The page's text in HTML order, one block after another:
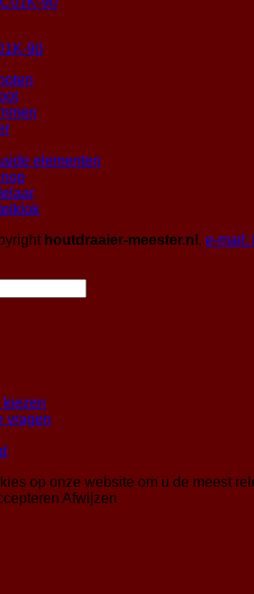
90
elementen
houtdraaier-meester.nl , e-mail:
kiezen
vragen
op onze website om u de meest
Afwijzen